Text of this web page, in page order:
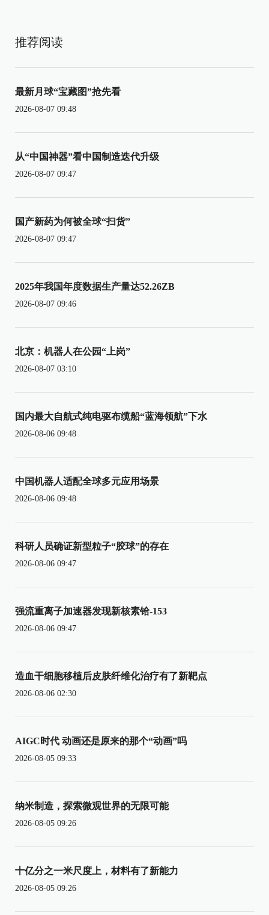
推荐阅读
最新月球“宝藏图”抢先看
2026-08-07 09:48
从“中国神器”看中国制造迭代升级
2026-08-07 09:47
国产新药为何被全球“扫货”
2026-08-07 09:47
2025年我国年度数据生产量达52.26ZB
2026-08-07 09:46
北京：机器人在公园“上岗”
2026-08-07 03:10
国内最大自航式纯电驱布缆船“蓝海领航”下水
2026-08-06 09:48
中国机器人适配全球多元应用场景
2026-08-06 09:48
科研人员确证新型粒子“胶球”的存在
2026-08-06 09:47
强流重离子加速器发现新核素铪-153
2026-08-06 09:47
造血干细胞移植后皮肤纤维化治疗有了新靶点
2026-08-06 02:30
AIGC时代 动画还是原来的那个“动画”吗
2026-08-05 09:33
纳米制造，探索微观世界的无限可能
2026-08-05 09:26
十亿分之一米尺度上，材料有了新能力
2026-08-05 09:26